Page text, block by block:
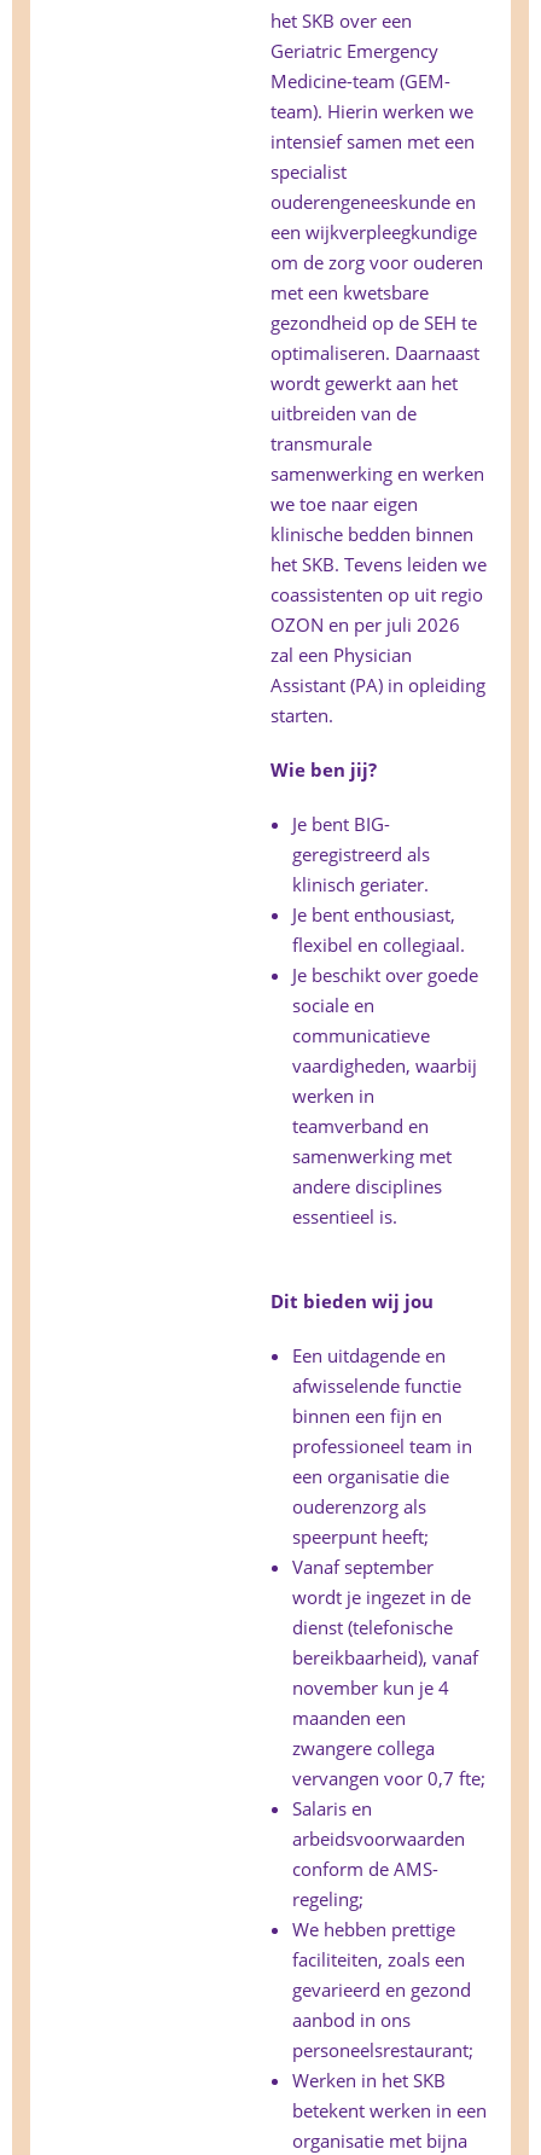
het SKB over een
Geriatric Emergency
Medicine-team (GEM-
team). Hierin werken we
intensief samen met een
specialist
ouderengeneeskunde en
een wijkverpleegkundige
om de zorg voor ouderen
met een kwetsbare
gezondheid op de SEH te
optimaliseren. Daarnaast
wordt gewerkt aan het
uitbreiden van de
transmurale
samenwerking en werken
we toe naar eigen
klinische bedden binnen
het SKB. Tevens leiden we
coassistenten op uit regio
OZON en per juli 2026
zal een Physician
Assistant (PA) in opleiding
starten.
Wie ben jij?
Je bent BIG-
geregistreerd als
klinisch geriater.
Je bent enthousiast,
flexibel en collegiaal.
Je beschikt over goede
sociale en
communicatieve
vaardigheden, waarbij
werken in
teamverband en
samenwerking met
andere disciplines
essentieel is.
Dit bieden wij jou
Een uitdagende en
afwisselende functie
binnen een fijn en
professioneel team in
een organisatie die
ouderenzorg als
speerpunt heeft;
Vanaf september
wordt je ingezet in de
dienst (telefonische
bereikbaarheid), vanaf
november kun je 4
maanden een
zwangere collega
vervangen voor 0,7 fte;
Salaris en
arbeidsvoorwaarden
conform de AMS-
regeling;
We hebben prettige
faciliteiten, zoals een
gevarieerd en gezond
aanbod in ons
personeelsrestaurant;
Werken in het SKB
betekent werken in een
organisatie met bijna